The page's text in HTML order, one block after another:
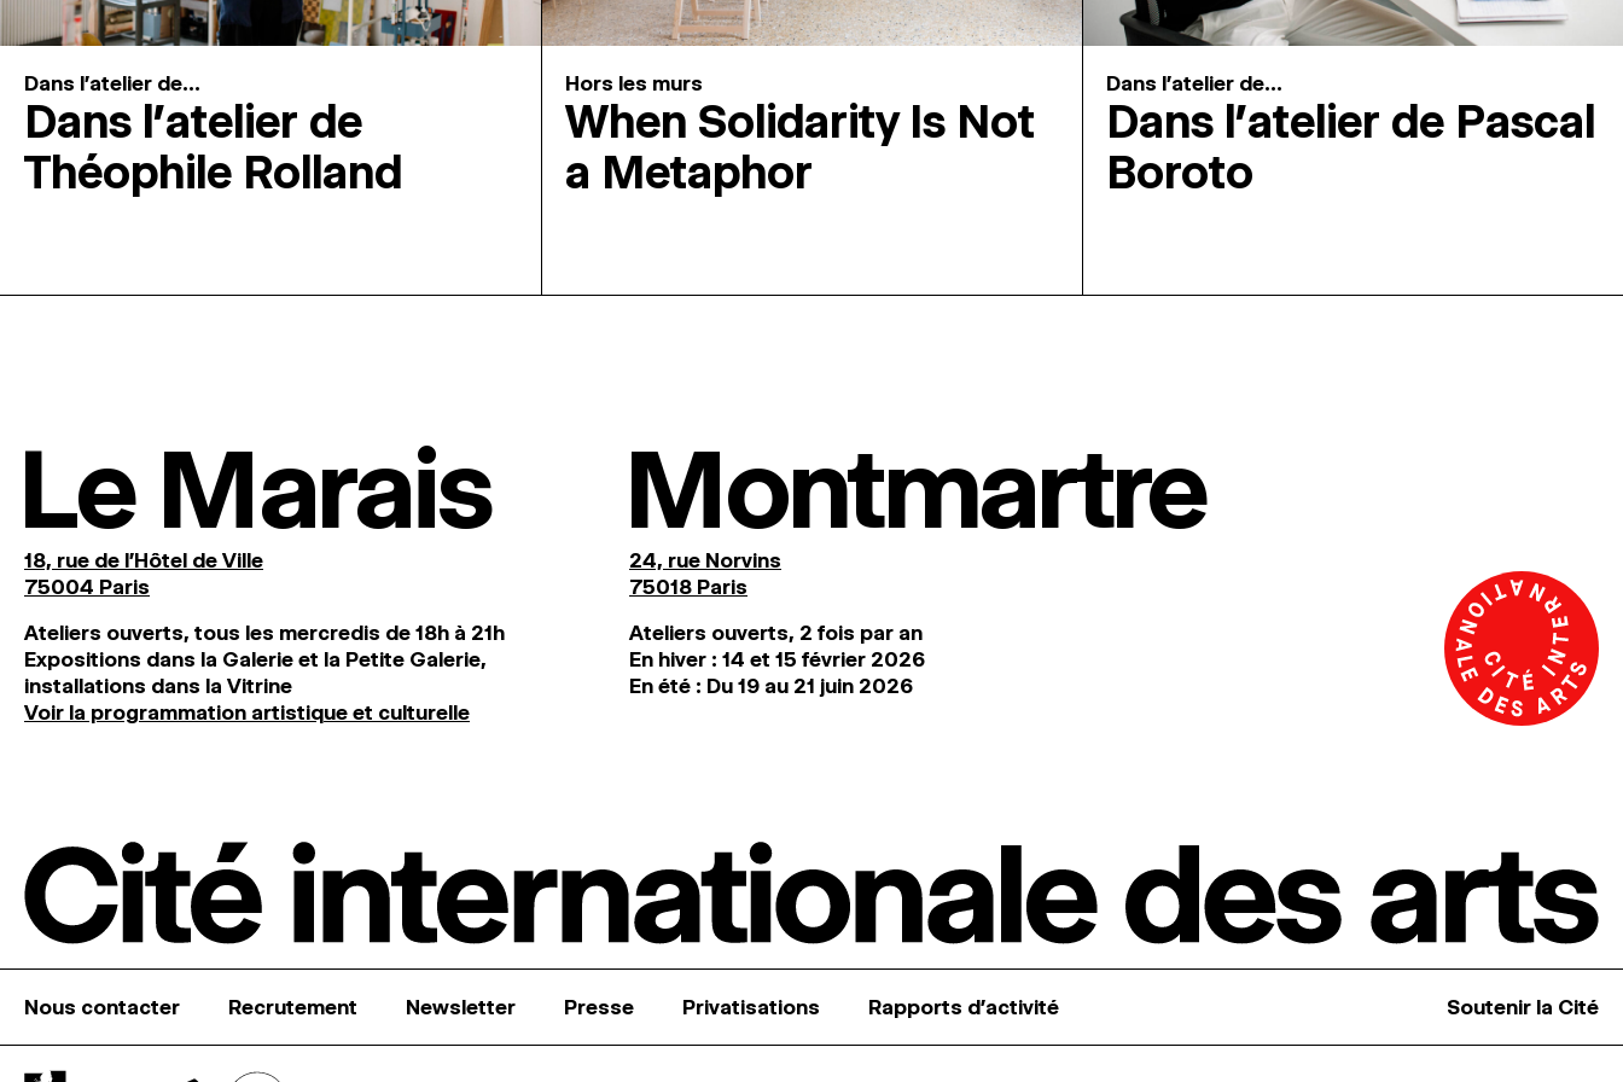
Dans l'atelier de...
Dans l’atelier de
Théophile Rolland
Hors les murs
When Solidarity Is Not
a Metaphor
Dans l'atelier de...
Dans l’atelier de Pascal
Boroto
Le Marais
18, rue de l'Hôtel de Ville
75004 Paris
Ateliers ouverts, tous les mercredis de 18h à 21h
Expositions dans la Galerie et la Petite Galerie,
installations dans la Vitrine
Voir la programmation artistique et culturelle
Montmartre
24, rue Norvins
75018 Paris
Ateliers ouverts, 2 fois par an
En hiver : 14 et 15 février 2026
En été : Du 19 au 21 juin 2026
Nous contacter Recrutement Newsletter Presse Privatisations Rapports d’activité Soutenir la Cité